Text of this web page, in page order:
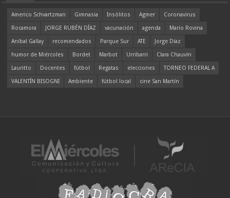
Americo Schvartzman Gimnasia Insólitos Agmer
Coronavirus
Rocamora
JORGE RUBÉN DÍAZ vacunación agenda
Mario Rovina
Aníbal Gallay
recomendados Parque Sur ATE
Jorge Díaz
humor de Miércoles
Bordet Marbot Urribarri
Clara Chauvín
Lauritto
Docentes fútbol Regatas elecciones
TORNEO FEDERAL A
VALENTÍN BISOGNI
Ambiente fútbol local cine San Martín